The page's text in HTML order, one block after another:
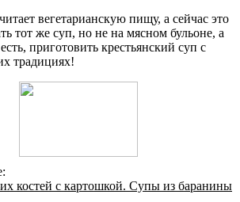
вегетарианскую пищу, а сейчас это
тот же суп, но не на мясном бульоне, а
приготовить крестьянский суп с
традициях!
костей с картошкой. Супы из баранины